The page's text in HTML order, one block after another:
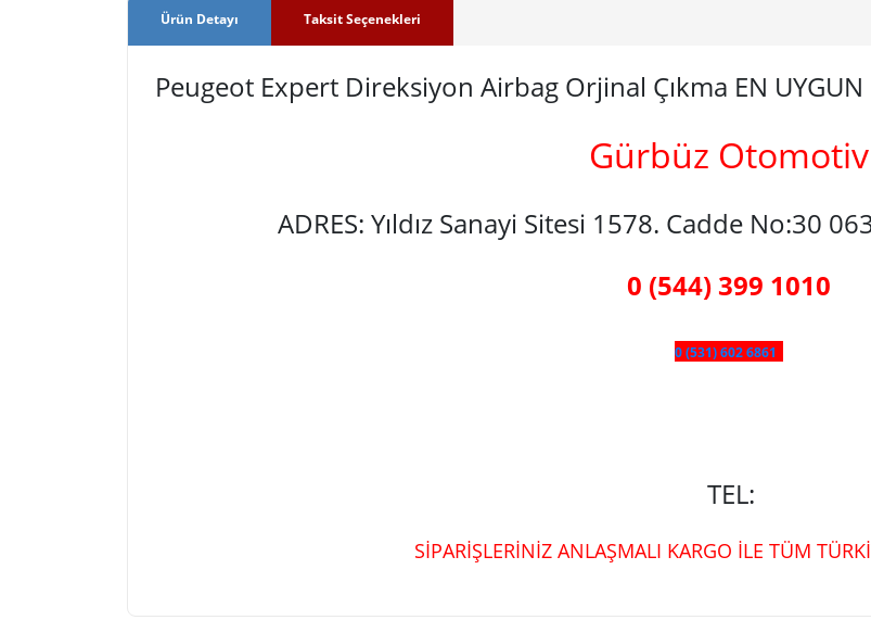
Ürün Detayı Taksit Seçenekleri
Peugeot Expert Direksiyon Airbag Orjinal Çıkma EN UYGUN
Gürbüz Otomotiv
ADRES: Yıldız Sanayi Sitesi 1578. Cadde No:30
0 (544) 399 1010
0 (531) 602 6861
TEL:
SİPARİŞLERİNİZ ANLAŞMALI KARGO İLE TÜM